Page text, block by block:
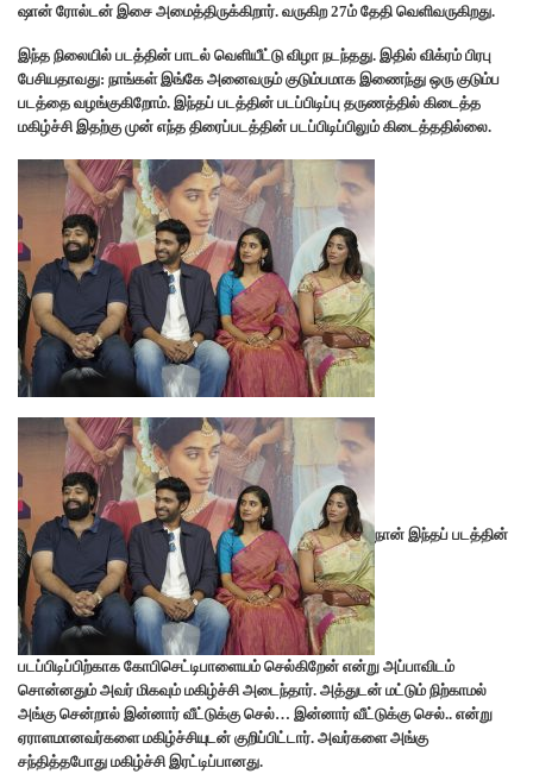
ஷான் ரோல்டன் இசை அமைத்திருக்கிறார். வருகிற 27ம் தேதி வெளிவருகிறது.
இந்த நிலையில் படத்தின் பாடல் வெளியீட்டு விழா நடந்தது. இதில் விக்ரம் பிரபு
பேசியதாவது: நாங்கள் இங்கே அனைவரும் குடும்பமாக இணைந்து ஒரு குடும்ப
படத்தை வழங்குகிறோம். இந்தப் படத்தின் படப்பிடிப்பு தருணத்தில் கிடைத்த
மகிழ்ச்சி இதற்கு முன் எந்த திரைப்படத்தின் படப்பிடிப்பிலும் கிடைத்ததில்லை.
நான் இந்தப் படத்தின்
படப்பிடிப்பிற்காக கோபிசெட்டிபாளையம் செல்கிறேன் என்று அப்பாவிடம்
சொன்னதும் அவர் மிகவும் மகிழ்ச்சி அடைந்தார். அத்துடன் மட்டும் நிற்காமல்
அங்கு சென்றால் இன்னார் வீட்டுக்கு செல்… இன்னார் வீட்டுக்கு செல்.. என்று
ஏராளமானவர்களை மகிழ்ச்சியுடன் குறிப்பிட்டார். அவர்களை அங்கு
சந்தித்தபோது மகிழ்ச்சி இரட்டிப்பானது.